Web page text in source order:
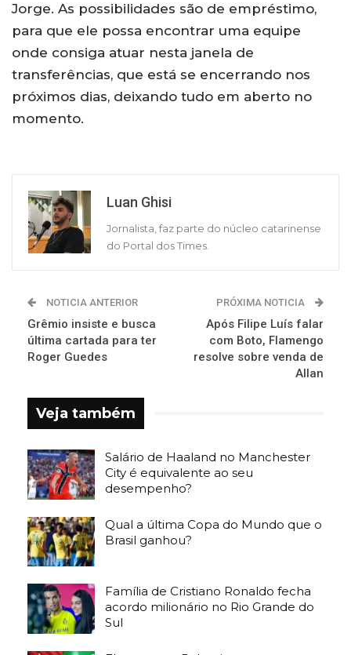
Jorge. As possibilidades são de empréstimo,
para que ele possa encontrar uma equipe
onde consiga atuar nesta janela de
transferências, que está se encerrando nos
próximos dias, deixando tudo em aberto no
momento.
Luan Ghisi
Jornalista, faz parte do núcleo catarinense
do Portal dos Times.
NOTICIA ANTERIOR
Grêmio insiste e busca
última cartada para ter
Roger Guedes
PRÓXIMA NOTICIA
Após Filipe Luís falar
com Boto, Flamengo
resolve sobre venda de
Allan
Veja também
Salário de Haaland no Manchester
City é equivalente ao seu
desempenho?
Qual a última Copa do Mundo que o
Brasil ganhou?
Família de Cristiano Ronaldo fecha
acordo milionário no Rio Grande do
Sul